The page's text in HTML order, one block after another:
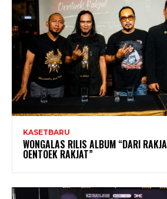
KASETBARU
WONGALAS RILIS ALBUM “DARI
OENTOEK RAKJAT”